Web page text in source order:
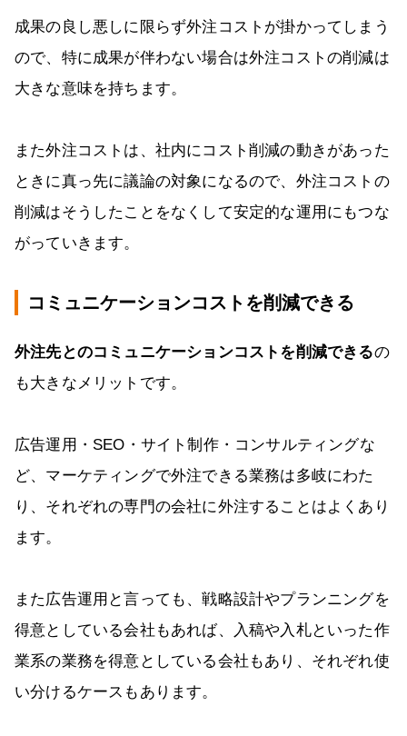
成果の良し悪しに限らず外注コストが掛かってしまう
ので、特に成果が伴わない場合は外注コストの削減は
大きな意味を持ちます。
また外注コストは、社内にコスト削減の動きがあった
ときに真っ先に議論の対象になるので、外注コストの
削減はそうしたことをなくして安定的な運用にもつな
がっていきます。
コミュニケーションコストを削減できる
外注先とのコミュニケーションコストを削減できるの
も大きなメリットです。
広告運用・SEO・サイト制作・コンサルティングな
ど、マーケティングで外注できる業務は多岐にわた
り、それぞれの専門の会社に外注することはよくあり
ます。
また広告運用と言っても、戦略設計やプランニングを
得意としている会社もあれば、入稿や入札といった作
業系の業務を得意としている会社もあり、それぞれ使
い分けるケースもあります。